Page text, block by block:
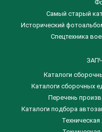
Самый старый
Исторический
Спецтехника
Каталоги
​Каталоги сборочных
Перечень
Каталоги подбора